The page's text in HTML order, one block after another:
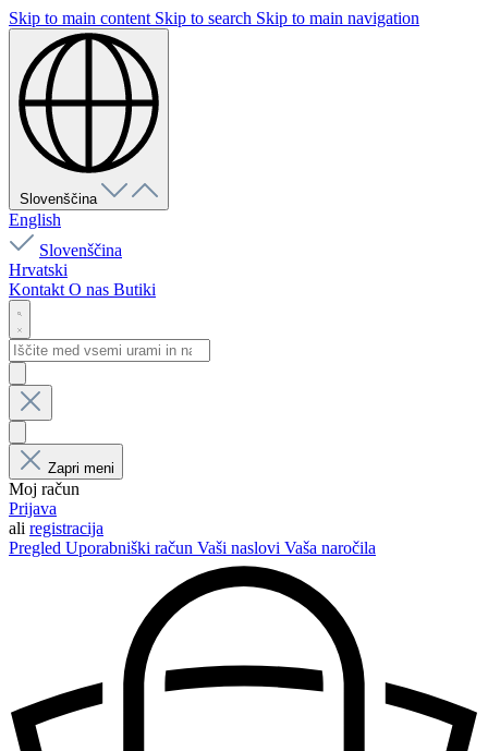
Skip to main content Skip to search Skip to main navigation
Slovenščina
English
Slovenščina
Hrvatski
Kontakt O nas Butiki
Zapri meni
Moj račun
Prijava
ali registracija
Pregled Uporabniški račun Vaši naslovi Vaša naročila